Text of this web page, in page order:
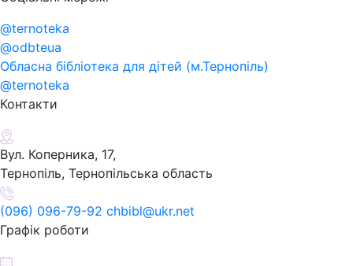
@ternoteka
@odbteua
Обласна бібліотека для дітей (м.Тернопіль)
@ternoteka
Контакти
Вул. Коперника, 17,
Тернопіль, Тернопільська область
(096) 096-79-92 chbibl@ukr.net
Графік роботи